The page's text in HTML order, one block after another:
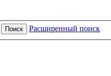
Поиск Расширенный поиск